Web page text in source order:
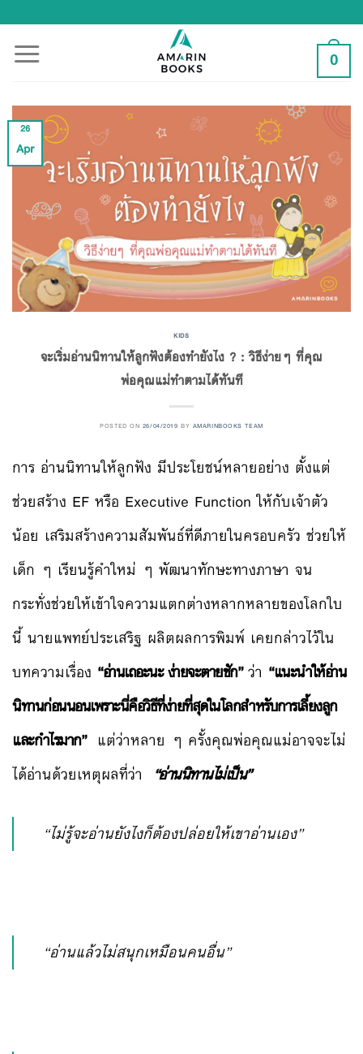
to
content
0
26
Apr
KIDS
จะเริ่มอ่านนิทานให้ลูกฟังต้องทำยังไง ? : วิธีง่ายๆ ที่คุณ
พ่อคุณแม่ทำตามได้ทันที
POSTED ON 26/04/2019 BY AMARINBOOKS TEAM
การ อ่านนิทานให้ลูกฟัง มีประโยชน์หลายอย่าง ตั้งแต่
ช่วยสร้าง EF หรือ Executive Function ให้กับเจ้าตัว
น้อย เสริมสร้างความสัมพันธ์ที่ดีภายในครอบครัว ช่วยให้
เด็ก ๆ เรียนรู้คำใหม่ ๆ พัฒนาทักษะทางภาษา จน
กระทั่งช่วยให้เข้าใจความแตกต่างหลากหลายของโลกใบ
นี้ นายแพทย์ประเสริฐ ผลิตผลการพิมพ์ เคยกล่าวไว้ใน
บทความเรื่อง “อ่านเถอะนะ ง่ายจะตายชัก”ว่า “แนะนำให้อ่าน
นิทานก่อนนอนเพราะนี่คือวิธีที่ง่ายที่สุดในโลกสำหรับการเลี้ยงลูก
และกำไรมาก”แต่ว่าหลาย ๆ ครั้งคุณพ่อคุณแม่อาจจะไม่
ได้อ่านด้วยเหตุผลที่ว่า “อ่านนิทานไม่เป็น”
“ไม่รู้จะอ่านยังไงก็ต้องปล่อยให้เขาอ่านเอง”
“อ่านแล้วไม่สนุกเหมือนคนอื่น”